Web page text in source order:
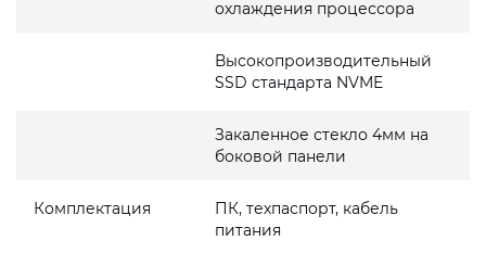
охлаждения процессора
Высокопроизводительный
SSD стандарта NVME
Закаленное стекло 4мм на
боковой панели
Комплектация
ПК, техпаспорт, кабель
питания